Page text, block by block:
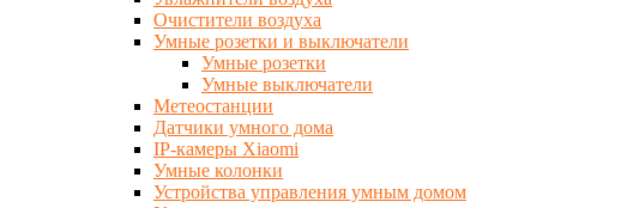
Очистители воздуха
Умные розетки и выключатели
Умные розетки
Умные выключатели
Метеостанции
Датчики умного дома
IP-камеры Xiaomi
Умные колонки
Устройства управления умным домом